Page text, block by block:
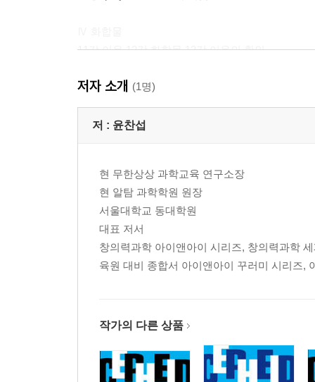
11강 이온 12강 화합물 13강 이온의 확인
(정답과 해설)
저자 소개 (1명)
저 : 윤찬섭
현 무한상상 과학교육 연구소장
현 알탐 과학학원 원장
서울대학교 동대학원
대표 저서
창의력과학 아이앤아이 시리즈, 창의력과학
육원 대비 종합서 아이앤아이 꾸러미 시리즈,
작가의 다른 상품